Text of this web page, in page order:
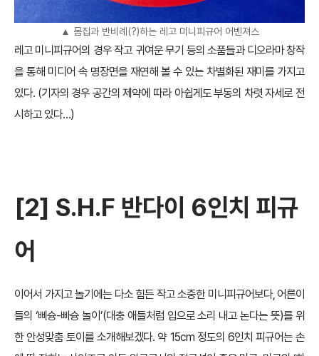
▲ 몸집과 반비례(?)하는 레고 미니피규어 어벤져스
레고 미니피규어의 경우 작고 귀여운 무기 등의 소품들과 디오라마 창작
을 통해 미디어 속 명장면을 재연해 볼 수 있는 차별화된 재미를 가지고
있다. (기자의 경우 공간의 제약에 따라 아쉽게도 부동의 차렷 자세로 전
시하고 있다…)
[2] S.H.F 반다이 6인치 피규
어
이어서 가지고 놀기에는 다소 힘든 작고 소중한 미니피규어보다, 어른이
들의 ‘삐슝-빠슝 놀이’(대충 애들처럼 입으로 소리 내고 논다는 뜻)를 위
한 안성맞춤 토이를 소개해보겠다. 약 15cm 정도의 6인치 피규어는 손